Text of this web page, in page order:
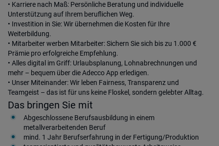
• Karriere nach Maß: Persönliche Beratung und individuelle
Unterstützung auf Ihrem beruflichen Weg.
• Investition in Sie: Wir übernehmen die Kosten für Ihre
Weiterbildung.
• Mitarbeiter werben Mitarbeiter: Sichern Sie sich bis zu 1.000 €
Prämie pro erfolgreiche Empfehlung.
• Alles digital im Griff: Urlaubsplanung, Lohnabrechnungen und
mehr – bequem über die Adecco App erledigen.
• Unser Miteinander: Wir leben Fairness, Transparenz und
Teamgeist – das ist für uns keine Floskel, sondern gelebter Alltag.
Das bringen Sie mit
Abgeschlossene Berufsausbildung in einem
metallverarbeitenden Beruf
mind. 1 Jahr Berufserfahrung in der Fertigung/Produktion